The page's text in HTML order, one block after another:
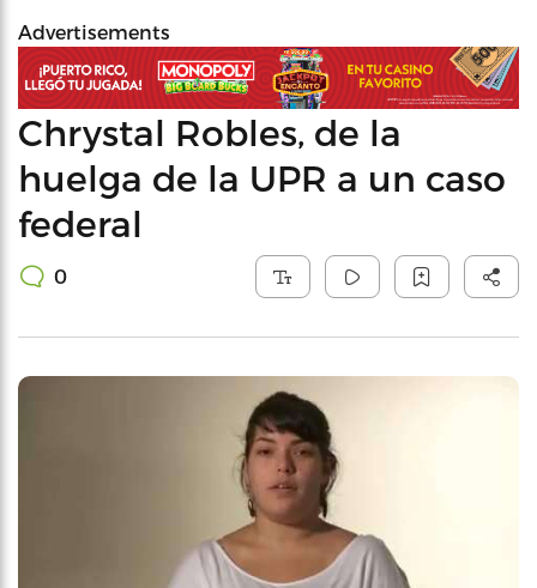
Advertisements
Chrystal Robles, de la
huelga de la UPR a un caso
federal
0